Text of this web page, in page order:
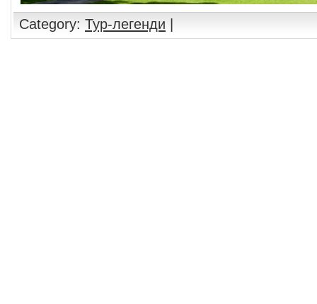
Category: Тур-легенди